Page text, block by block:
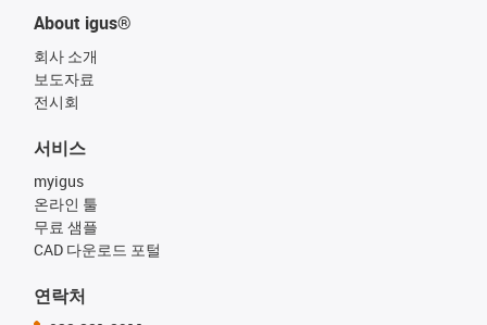
About igus®
회사 소개
보도자료
전시회
서비스
myigus
온라인 툴
무료 샘플
CAD 다운로드 포털
연락처